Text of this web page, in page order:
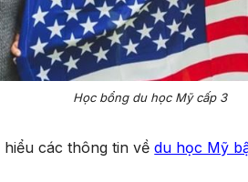
Học bổng du học Mỹ cấp 3
hiểu các thông tin vềdu học Mỹ